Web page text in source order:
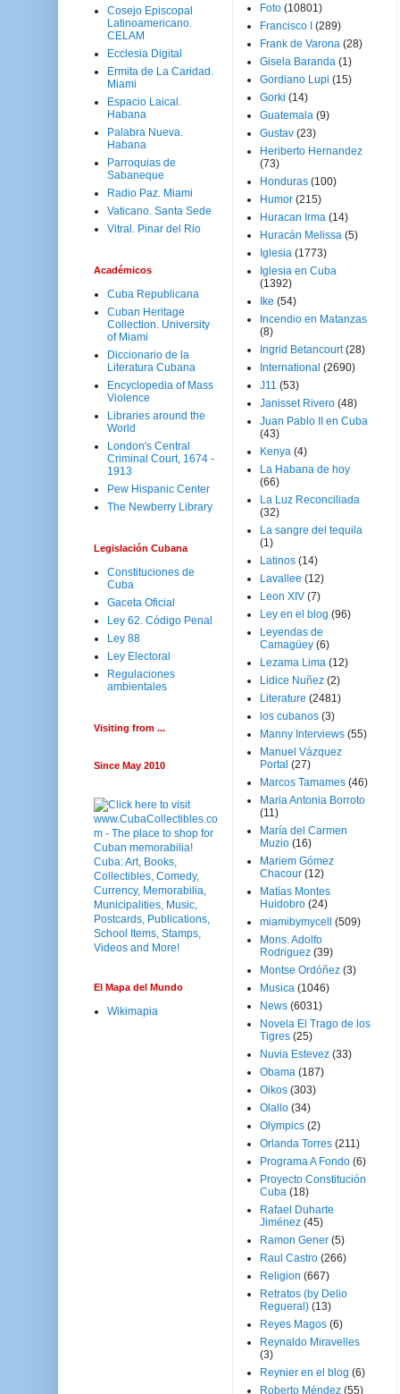
Cosejo Episcopal
Latinoamericano.
CELAM
Ecclesia Digital
Ermita de La Caridad.
Miami
Espacio Laical.
Habana
Palabra Nueva.
Habana
Parroquias de
Sabaneque
Radio Paz. Miami
Vaticano. Santa Sede
Vitral. Pinar del Rio
Académicos
Cuba Republicana
Cuban Heritage
Collection. University
of Miami
Diccionario de la
Literatura Cubana
Encyclopedia of Mass
Violence
Libraries around the
World
London's Central
Criminal Court, 1674 -
1913
Pew Hispanic Center
The Newberry Library
Legislación Cubana
Constituciones de
Cuba
Gaceta Oficial
Ley 62. Código Penal
Ley 88
Ley Electoral
Regulaciones
ambientales
Visiting from ...
Since May 2010
El Mapa del Mundo
Wikimapia
Foto (10801)
Francisco I
(289)
Frank de Varona (28)
Gisela Baranda (1)
Gordiano Lupi (15)
Gorki (14)
Guatemala (9)
Gustav (23)
Heriberto Hernandez
(73)
Honduras (100)
Humor (215)
Huracan Irma (14)
Huracán Melissa (5)
Iglesia (1773)
Iglesia en Cuba
(1392)
Ike (54)
Incendio en Matanzas
(8)
Ingrid Betancourt (28)
International (2690)
J11 (53)
Janisset Rivero (48)
Juan Pablo II en Cuba
(43)
Kenya (4)
La Habana de hoy
(66)
La Luz Reconciliada
(32)
La sangre del tequila
(1)
Latinos (14)
Lavallee (12)
Leon XIV (7)
Ley en el blog (96)
Leyendas de
Camagüey (6)
Lezama Lima (12)
Lidice Nuñez (2)
Literature (2481)
los cubanos (3)
Manny Interviews (55)
Manuel Vázquez
Portal (27)
Marcos Tamames (46)
Maria Antonia Borroto
(11)
María del Carmen
Muzio (16)
Mariem Gómez
Chacour (12)
Matías Montes
Huidobro (24)
miamibymycell
(509)
Mons. Adolfo
Rodriguez (39)
Montse Ordóñez (3)
Musica (1046)
News (6031)
Novela El Trago de los
Tigres (25)
Nuvia Estevez (33)
Obama (187)
Oikos (303)
Olallo (34)
Olympics (2)
Orlanda Torres (211)
Programa A Fondo (6)
Proyecto Constitución
Cuba (18)
Rafael Duharte
Jiménez (45)
Ramon Gener (5)
Raul Castro (266)
Religion (667)
Retratos (by Delio
Regueral) (13)
Reyes Magos (6)
Reynaldo Miravelles
(3)
Reynier en el blog (6)
Roberto Méndez (55)